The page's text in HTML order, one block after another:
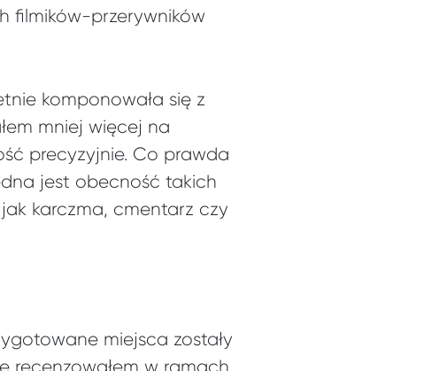
filmików-przerywników
komponowała się z
mniej więcej na
precyzyjnie. Co prawda
jest obecność takich
karczma, cmentarz czy
miejsca zostały
recenzowałem w ramach